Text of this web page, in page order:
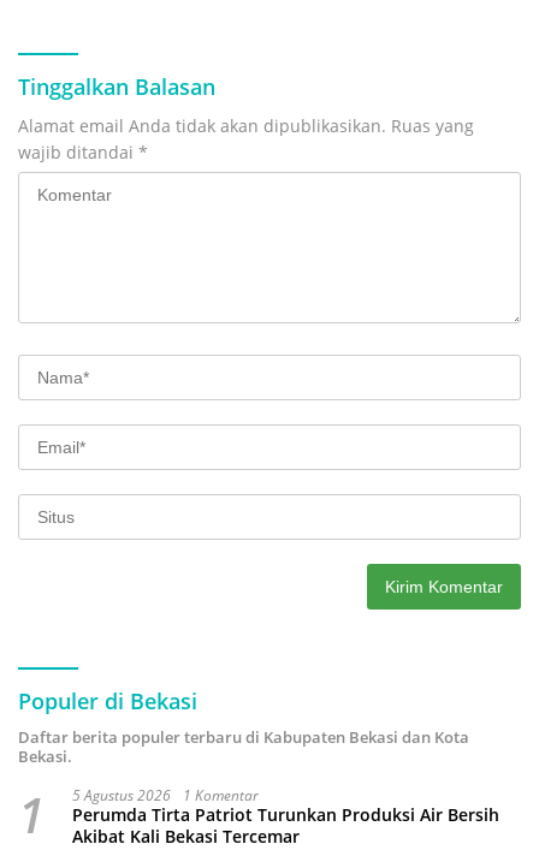
Tinggalkan Balasan
Alamat email Anda tidak akan dipublikasikan. Ruas yang
wajib ditandai *
Populer di Bekasi
Daftar berita populer terbaru di Kabupaten Bekasi dan Kota
Bekasi.
1 5 Agustus 2026 1 Komentar
Perumda Tirta Patriot Turunkan Produksi Air Bersih
Akibat Kali Bekasi Tercemar